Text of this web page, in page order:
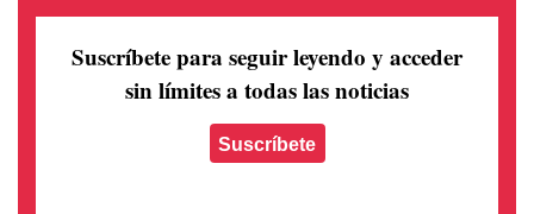
Suscríbete para seguir leyendo y acceder
sin límites a todas las noticias
Suscríbete